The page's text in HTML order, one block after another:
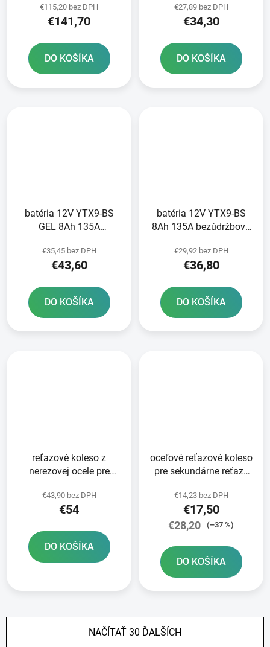
hmotnosť 0 85 kg
150x87x93
€115,20 bez DPH
€141,70
DO KOŠÍKA
technológia GEL
150x87x105 A-TECH
€27,89 bez DPH
€34,30
DO KOŠÍKA
batéria 12V YTX9-BS
GEL 8Ah 135A
technológia 150x87x105
FULBAT aktivovaná vo
€35,45 bez DPH
€43,60
DO KOŠÍKA
batéria 12V YTX9-BS
8Ah 135A bezúdržbová
FULBAT vrátane balenia
elektrolytu
€29,92 bez DPH
€36,80
DO KOŠÍKA
reťazové koleso z
nerezovej ocele pre
520 SUNSTAR 50 zubov
€43,90 bez DPH
€54
DO KOŠÍKA
oceľové reťazové koleso
pre sekundárne reťaze
zubov
€14,23 bez DPH
€17,50
€28,20 (–37 %)
DO KOŠÍKA
NAČÍTAŤ 30 ĎALŠÍCH